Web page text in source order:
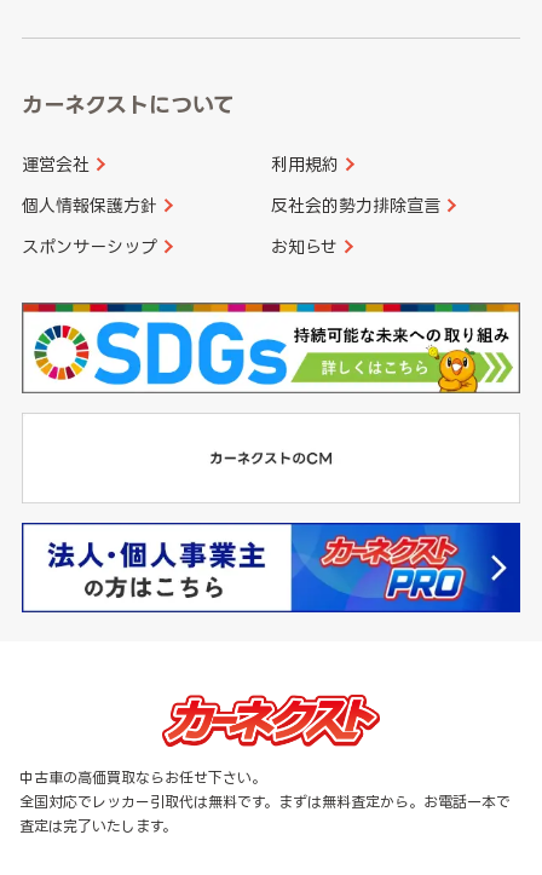
カーネクストについて
運営会社 利用規約
個人情報保護方針 反社会的勢力排除宣言
スポンサーシップ お知らせ
中古車の高価買取ならお任せ下さい。
全国対応でレッカー引取代は無料です。まずは無料査定から。お電話一本で
査定は完了いたします。